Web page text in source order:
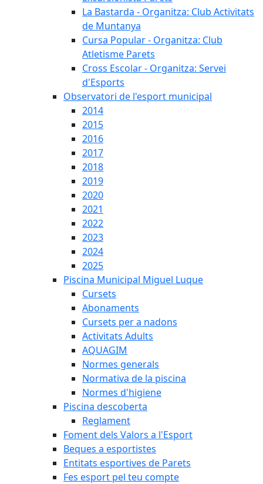
La Bastarda - Organitza: Club Activitats
de Muntanya
Cursa Popular - Organitza: Club
Atletisme Parets
Cross Escolar - Organitza: Servei
d'Esports
Observatori de l'esport municipal
2014
2015
2016
2017
2018
2019
2020
2021
2022
2023
2024
2025
Piscina Municipal Miguel Luque
Cursets
Abonaments
Cursets per a nadons
Activitats Adults
AQUAGIM
Normes generals
Normativa de la piscina
Normes d'higiene
Piscina descoberta
Reglament
Foment dels Valors a l'Esport
Beques a esportistes
Entitats esportives de Parets
Fes esport pel teu compte